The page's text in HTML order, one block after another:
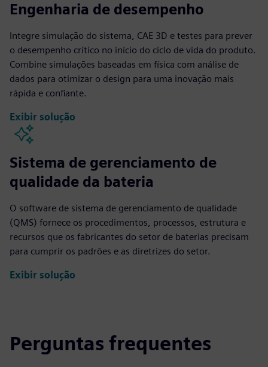
Engenharia de desempenho
Integre simulação do sistema, CAE 3D e testes para prever
o desempenho crítico no início do ciclo de vida do produto.
Combine simulações baseadas em física com análise de
dados para otimizar o design para uma inovação mais
rápida e confiante.
Exibir solução
Sistema de gerenciamento de
qualidade da bateria
O software de sistema de gerenciamento de qualidade
(QMS) fornece os procedimentos, processos, estrutura e
recursos que os fabricantes do setor de baterias precisam
para cumprir os padrões e as diretrizes do setor.
Exibir solução
Perguntas frequentes